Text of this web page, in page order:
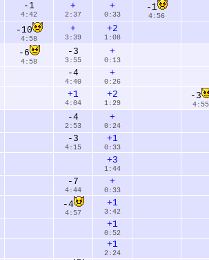
-1
4:42
+
2:37
+
0:33
-1
4:56
-10
4:58
+
3:39
+2
1:08
-6
4:58
-3
3:55
+
0:13
-4
4:40
+
0:26
+1
4:04
+2
1:29
-3
4:55
-4
2:53
+
0:24
-3
4:15
+1
0:33
+3
1:44
-7
4:44
+
0:33
-4
4:57
+1
3:42
+1
0:52
+1
2:24